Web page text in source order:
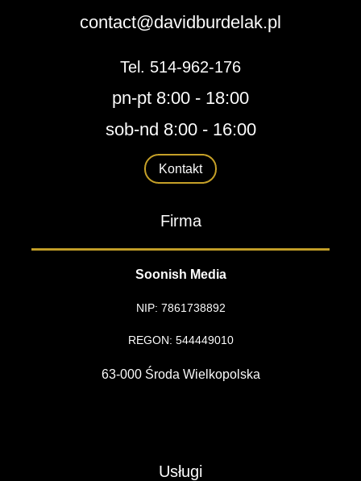
contact@davidburdelak.pl
Tel. 514-962-176
pn-pt 8:00 - 18:00
sob-nd 8:00 - 16:00
Kontakt
Firma
Soonish Media
NIP: 7861738892
REGON: 544449010
63-000 Środa Wielkopolska
Usługi